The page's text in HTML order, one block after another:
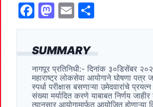
SUMMARY
नागपूर प्रतिनिधी:- दिनांक ३०डिसेंबर
महाराष्ट्र लोकसेवा आयोगाने घोषणा पत्र
स्पर्धा परीक्षास बसणाऱ्या उमेदवारांचे
संख्या मर्यादित करणे याबाबत निर्णय
त्यानुसार आयोगामार्फत आयोजित होणाऱ्या
F
a
c
e
b
o
M
a
st
o
d
o
E
m
ai
l
h